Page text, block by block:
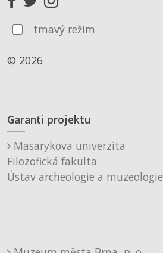
tmavý režim
© 2026
Garanti projektu
Masarykova univerzita
Filozofická fakulta
Ústav archeologie a muzeologie